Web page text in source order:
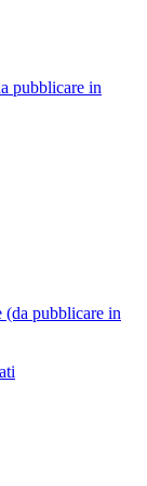
pubblicare in
(da pubblicare in